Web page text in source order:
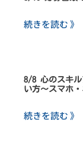
続きを読む 》
8/8 心のスキル
い方～スマホ
続きを読む 》